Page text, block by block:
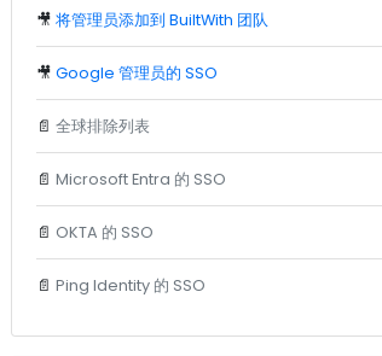
🎥将管理员添加到 BuiltWith 团队
🎥Google 管理员的 SSO
📄全球排除列表
📄Microsoft Entra 的 SSO
📄 OKTA 的 SSO
📄Ping Identity 的 SSO